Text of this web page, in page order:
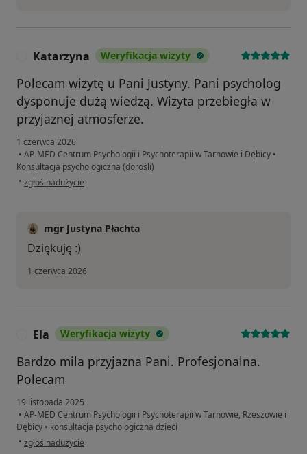
Katarzyna Weryfikacja wizyty
Polecam wizytę u Pani Justyny. Pani psycholog
dysponuje dużą wiedzą. Wizyta przebiegła w
przyjaznej atmosferze.
1 czerwca 2026
• AP-MED Centrum Psychologii i Psychoterapii w Tarnowie i Dębicy •
Konsultacja psychologiczna (dorośli)
• w opinii użytkownika Katarzyna
zgłoś nadużycie
mgr Justyna Płachta
Dziękuję :)
1 czerwca 2026
Ela Weryfikacja wizyty
Bardzo mila przyjazna Pani. Profesjonalna.
Polecam
19 listopada 2025
• AP-MED Centrum Psychologii i Psychoterapii w Tarnowie, Rzeszowie i
Dębicy • konsultacja psychologiczna dzieci
• w opinii użytkownika Ela
zgłoś nadużycie